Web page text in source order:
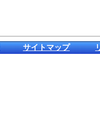
サイトマップ